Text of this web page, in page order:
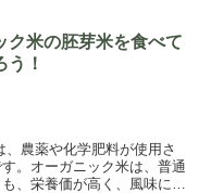
ク米の胚芽米を食べて
う！
農薬や化学肥料が使用さ
。オーガニック米は、普通
、栄養価が高く、風味に優